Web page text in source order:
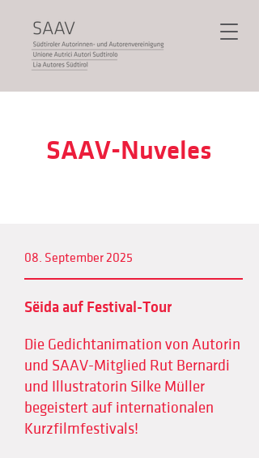
SAAV-Nuveles
08. September 2025
Sëida auf Festival-Tour
Die Gedichtanimation von Autorin
und SAAV-Mitglied Rut Bernardi
und Illustratorin Silke Müller
begeistert auf internationalen
Kurzfilmfestivals!